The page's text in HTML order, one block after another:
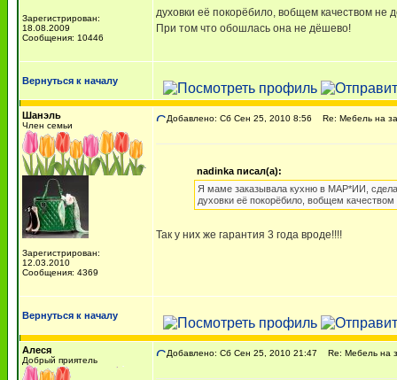
Зарегистрирован:
18.08.2009
Сообщения: 10446
духовки её покорёбило, вобщем качеством не
При том что обошлась она не дёшево!
Вернуться к началу
Шанэль
Член семьи
Зарегистрирован:
12.03.2010
Сообщения: 4369
Добавлено: Сб Сен 25, 2010 8:56 Re: Мебель на
nadinka писал(а):
Я маме заказывала кухню в МАР*ИИ,
духовки её покорёбило, вобщем
Так у них же гарантия 3 года вроде!!!!
Вернуться к началу
Алеся
Добрый приятель
Добавлено: Сб Сен 25, 2010 21:47 Re: Мебель на